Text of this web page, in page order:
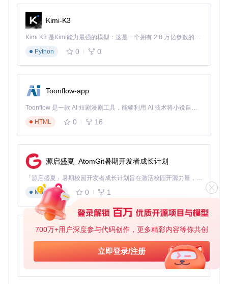
700万+用户深度参与代码创作，更多精彩内容等你共创
立即登录/注册
顾了数据科学家的开发习惯。
// C#策略示例：简单移动平均交叉策略
public
class SMACrossAlgorithm : QCAlgorithm
private
ExponentialMovingAverage _fastEma;
private ExponentialMovingAverage _slowEma;
public
    {
        SetEndDate(
2023, 1 , 1);
        SetCash(
100000);
        _slowEma = EMA(symbol,
200, Resolution.Daily);
    }
public
    {
if (!_fastEma.IsReady || !_slowEma.IsReady)
if (_fastEma > _slowEma &&
        {
            SetHoldings(Symbol,
1);
(_fastEma < _slowEma &&
            Liquidate(Symbol);
Kimi-K3
Kimi K3 是Kimi能力最强的模型：这是一个拥有 2.8 万亿参数的混合专家（MoE）模型，具备原生视觉理解能力，并支持 100 万 token 的上下文窗口。
Python
0 0
Toonflow-app
Toonflow 是一款 AI 短剧漫剧工具，能够利用 AI 技术将小说自动转化为剧本，并结合 AI 生成的图片和视频，实现高效的短剧创作。借助 Toonflow，可以轻松完成从文字到影像的全流程，让短剧制作变得更加智能与便捷。
HTML
0 16
源启盛夏_AtomGit暑期开发者成长计划
「源启盛夏」暑期校园开发者成长计划旨在激活校园开源力量，通过积分激励、认证扶持、资源倾斜等形式，引导高校组织和开发者完成「入驻 — 建项目 — 做贡献 — 获认证 — 得资源」的完整闭环。无论你是想带领社团入驻平台的组织者，还是希望用代码贡献证明自己的开发者，都能在这里找到属于你的成长路径。
Markdown
0 1
AionUi
免费、本地、开源的 24/7 全天候 Cowork 应用，以及适用于 Gemini CLI、Claude Code、Codex、OpenCode、Qwen Code、Goose CLI、Auggie 等的 OpenClaw | 🌟 喜欢就点star吧
TypeScript
0 6